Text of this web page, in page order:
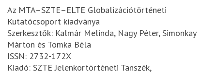
Az MTA–SZTE–ELTE Globalizációtörténeti
Kutatócsoport kiadványa
Szerkesztők: Kalmár Melinda, Nagy Péter, Simonkay
Márton és Tomka Béla
ISSN: 2732-172X
Kiadó: SZTE Jelenkortörténeti Tanszék,